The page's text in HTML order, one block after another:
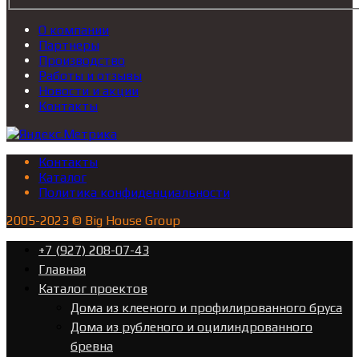
О компании
Партнеры
Производство
Работы и отзывы
Новости и акции
Контакты
Контакты
Каталог
Политика конфиденциальности
2005-2023 © Big House Group
+7 (927) 208-07-43
Главная
Каталог проектов
Дома из клееного и профилированного бруса
Дома из рубленого и оцилиндрованного
бревна